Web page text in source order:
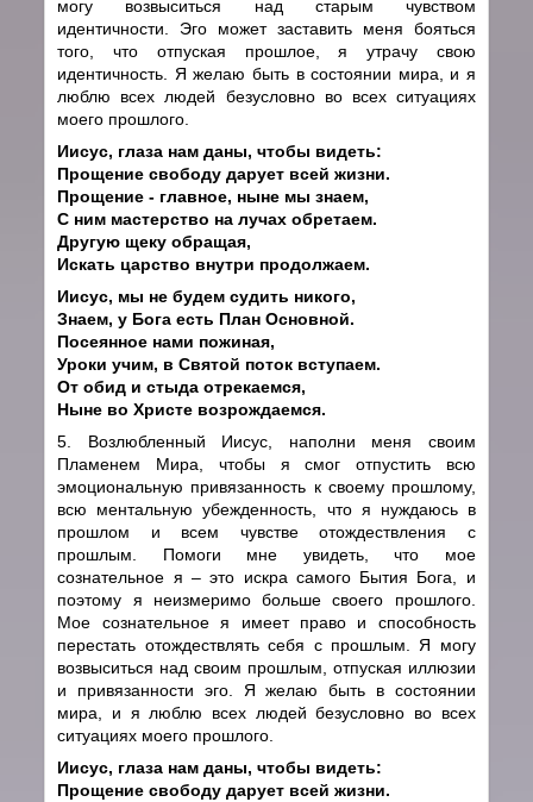
могу возвыситься над старым чувством
идентичности. Эго может заставить меня бояться
того, что отпуская прошлое, я утрачу свою
идентичность. Я желаю быть в состоянии мира, и я
люблю всех людей безусловно во всех ситуациях
моего прошлого.
Иисус, глаза нам даны, чтобы видеть:
Прощение свободу дарует всей жизни.
Прощение - главное, ныне мы знаем,
С ним мастерство на лучах обретаем.
Другую щеку обращая,
Искать царство внутри продолжаем.
Иисус, мы не будем судить никого,
Знаем, у Бога есть План Основной.
Посеянное нами пожиная,
Уроки учим, в Святой поток вступаем.
От обид и стыда отрекаемся,
Ныне во Христе возрождаемся.
5. Возлюбленный Иисус, наполни меня своим
Пламенем Мира, чтобы я смог отпустить всю
эмоциональную привязанность к своему прошлому,
всю ментальную убежденность, что я нуждаюсь в
прошлом и всем чувстве отождествления с
прошлым. Помоги мне увидеть, что мое
сознательное я – это искра самого Бытия Бога, и
поэтому я неизмеримо больше своего прошлого.
Мое сознательное я имеет право и способность
перестать отождествлять себя с прошлым. Я могу
возвыситься над своим прошлым, отпуская иллюзии
и привязанности эго. Я желаю быть в состоянии
мира, и я люблю всех людей безусловно во всех
ситуациях моего прошлого.
Иисус, глаза нам даны, чтобы видеть:
Прощение свободу дарует всей жизни.